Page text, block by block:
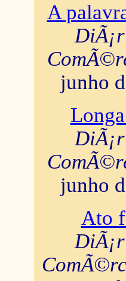
A
junho
junho
Ato